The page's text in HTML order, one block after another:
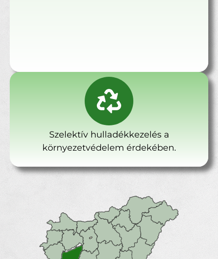
Szelektív hulladékkezelés a
környezetvédelem érdekében.